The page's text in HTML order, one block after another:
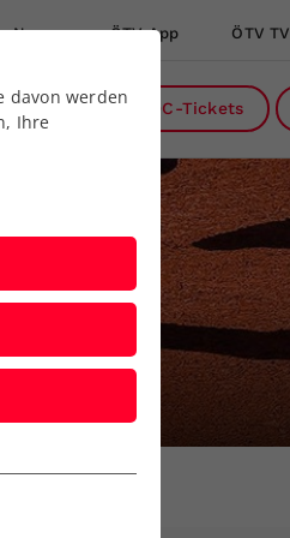
News ÖTV App ÖTV TV
uns DC-Tickets
davon werden
Ihre
der